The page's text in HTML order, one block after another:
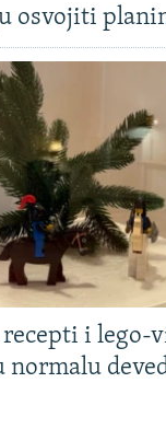
osvojiti
i lego-
normalu